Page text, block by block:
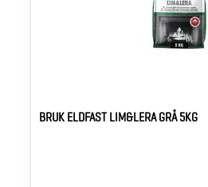
BRUK ELDFAST LIM&LERA GRÅ 5KG